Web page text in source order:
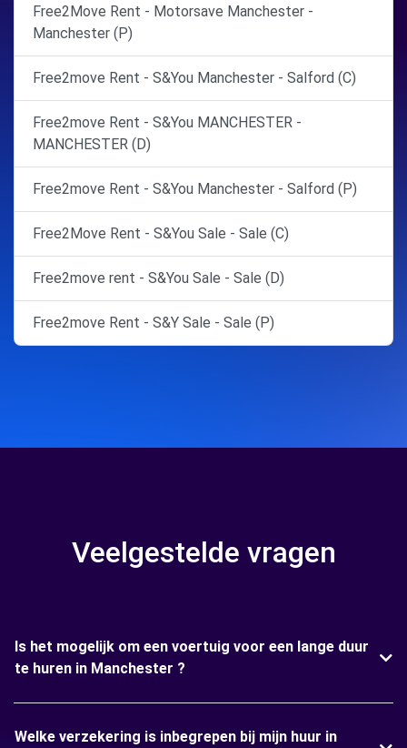
Free2Move Rent - Motorsave Manchester -
Manchester (P)
Free2move Rent - S&You Manchester - Salford (C)
Free2move Rent - S&You MANCHESTER -
MANCHESTER (D)
Free2move Rent - S&You Manchester - Salford (P)
Free2Move Rent - S&You Sale - Sale (C)
Free2move rent - S&You Sale - Sale (D)
Free2move Rent - S&Y Sale - Sale (P)
Veelgestelde vragen
Is het mogelijk om een voertuig voor een lange duur
te huren in Manchester ?
Welke verzekering is inbegrepen bij mijn huur in